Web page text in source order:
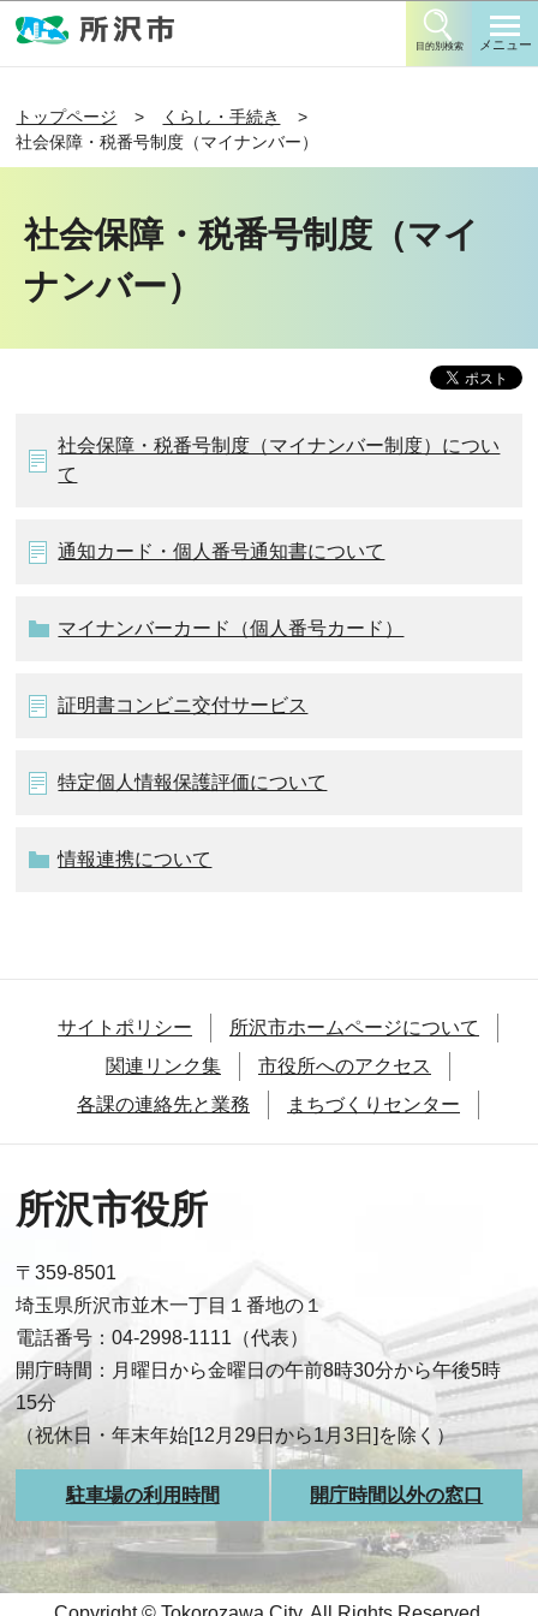
目的別検索 メニュー
トップページ
くらし・手続き
社会保障・税番号制度（マイナンバー）
社会保障・税番号制度（マイ
ナンバー）
社会保障・税番号制度（マイナンバー制度）につい
て
通知カード・個人番号通知書について
マイナンバーカード（個人番号カード）
証明書コンビニ交付サービス
特定個人情報保護評価について
情報連携について
サイトポリシー
所沢市ホームページについて
関連リンク集
市役所へのアクセス
各課の連絡先と業務
まちづくりセンター
所沢市役所
〒359-8501
埼玉県所沢市並木一丁目１番地の１
電話番号：04-2998-1111（代表）
開庁時間：月曜日から金曜日の午前8時30分から午後5時
15分
（祝休日・年末年始[12月29日から1月3日]を除く）
駐車場の利用時間 開庁時間以外の窓口